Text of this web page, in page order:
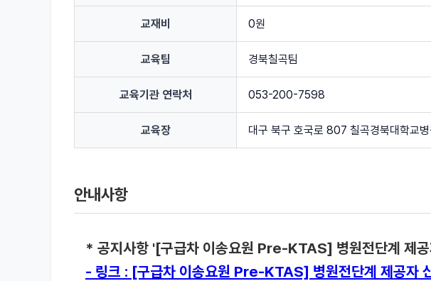
교재비 0원
교육팀 경북칠곡팀
교육기관 연락처 053-200-7598
교육장 대구 북구 호국로 807 칠곡경북대학교
안내사항
* 공지사항 '[구급차 이송요원 Pre-KTAS] 병원전단계 제
- 링크 : [구급차 이송요원 Pre-KTAS] 병원전단계 제공자